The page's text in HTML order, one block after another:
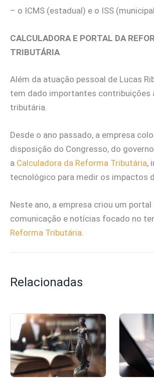
– o ICMS (estadual) e o ISS
CALCULADORA E PORTAL DA
TRIBUTÁRIA
Além da atuação pessoal de Lucas
tem dado importantes contribuições
tributária.
Desde o ano passado, a empresa
disposição do Congresso, do
a Calculadora da Reforma Tributária,
tecnológico para medir os impactos
Neste ano, a empresa criou um portal
comunicação e notícias focado no
Reforma Tributária
Relacionadas